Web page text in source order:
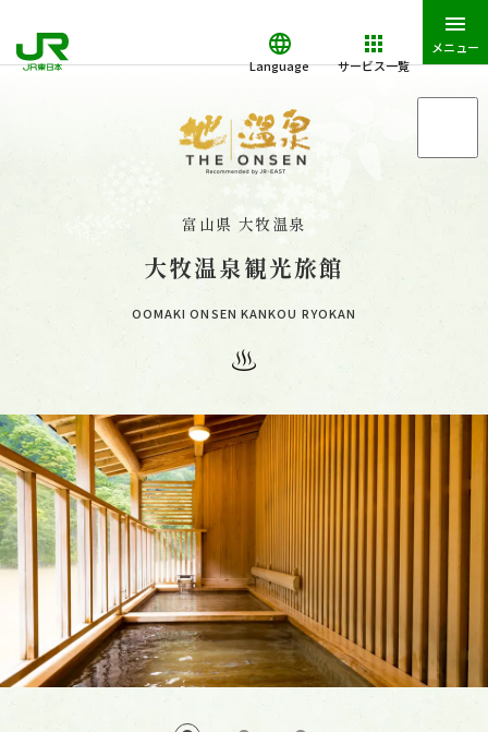
Language サービス一覧
メニュー
「地・温泉」が特別な理由
「地・温泉」の湯守たち・お宿一覧
富山県 大牧温泉
大牧温泉観光旅館
OOMAKI ONSEN KANKOU RYOKAN